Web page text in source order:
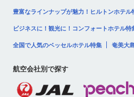
豊富なラインナップが魅力！ヒルトンホテル
ビジネスに！観光に！コンフォートホテル特
全国で人気のベッセルホテル特集 奄美大
航空会社別で探す